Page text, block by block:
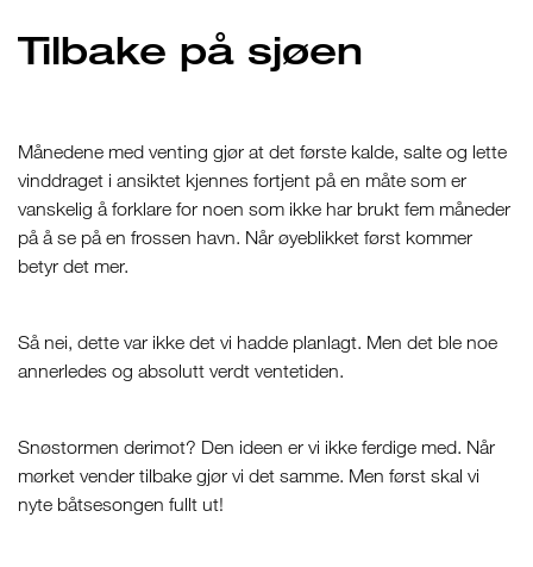
Tilbake på sjøen
Månedene med venting gjør at det første kalde, salte og lette
vinddraget i ansiktet kjennes fortjent på en måte som er
vanskelig å forklare for noen som ikke har brukt fem måneder
på å se på en frossen havn. Når øyeblikket først kommer
betyr det mer.
Så nei, dette var ikke det vi hadde planlagt. Men det ble noe
annerledes og absolutt verdt ventetiden.
Snøstormen derimot? Den ideen er vi ikke ferdige med. Når
mørket vender tilbake gjør vi det samme. Men først skal vi
nyte båtsesongen fullt ut!